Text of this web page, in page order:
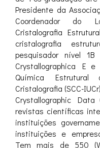
Presidente da
Coordenador do
Cristalografia
cristalografia
pesquisador nível
Crystallographica E e
Química
Cristalografia (SCC-
Crystallographic
revistas científicas
instituições
instituições e
Tem mais de 550